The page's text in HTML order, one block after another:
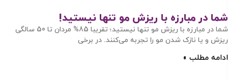
شما در مبارزه با ریزش مو تنها نیستید!
شما در مبارزه با ریزش مو تنها نیستید؛ تقریبا 85% مردان تا 50 سالگی
ریزش و یا نازک شدن مو را تجربه می‌کنند. در برخی
ادامه مطلب »